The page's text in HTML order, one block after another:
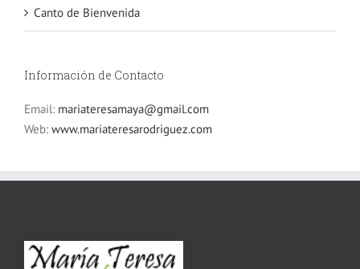
Canto de Bienvenida
Información de Contacto
Email: mariateresamaya@gmail.com
Web: www.mariateresarodriguez.com